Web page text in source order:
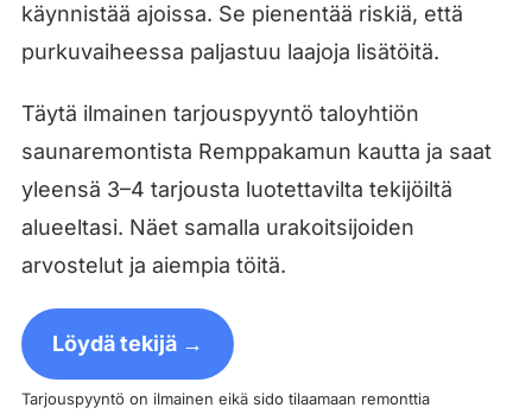
käynnistää ajoissa. Se pienentää riskiä, että
purkuvaiheessa paljastuu laajoja lisätöitä.
Täytä ilmainen tarjouspyyntö taloyhtiön
saunaremontista Remppakamun kautta ja saat
yleensä 3–4 tarjousta luotettavilta tekijöiltä
alueeltasi. Näet samalla urakoitsijoiden
arvostelut ja aiempia töitä.
Löydä tekijä →
Tarjouspyyntö on ilmainen eikä sido tilaamaan remonttia